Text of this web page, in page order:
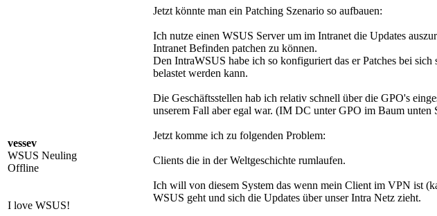
vessev
WSUS Neuling
Offline
I love WSUS!
Jetzt könnte man ein Patching Szenario so aufbauen:
Ich nutze einen WSUS Server um im Intranet die Updates
Intranet Befinden patchen zu können.
Den IntraWSUS habe ich so konfiguriert das er Patches bei
belastet werden kann.
Die Geschäftsstellen hab ich relativ schnell über die GPO's
unserem Fall aber egal war. (IM DC unter GPO im Baum unten
Jetzt komme ich zu folgenden Problem:
Clients die in der Weltgeschichte rumlaufen.
Ich will von diesem System das wenn mein Client im VPN ist
WSUS geht und sich die Updates über unser Intra Netz zieht.